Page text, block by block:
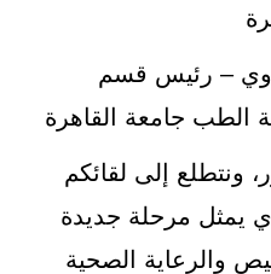
– رئيس قسم
الطب جامعة القاهرة
ونتطلع إلى لقائكم
يمثل مرحلة جديدة
والرعاية الصحية